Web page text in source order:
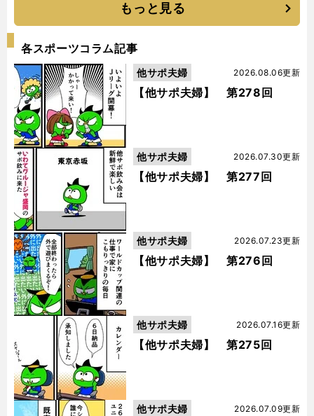
もっと見る
各スポーツコラム記事
【他サポ夫婦】 第278回
2026.08.06更新
他サポ夫婦
【他サポ夫婦】 第277回
2026.07.30更新
他サポ夫婦
【他サポ夫婦】 第276回
2026.07.23更新
他サポ夫婦
【他サポ夫婦】 第275回
2026.07.16更新
他サポ夫婦
2026.07.09更新
他サポ夫婦